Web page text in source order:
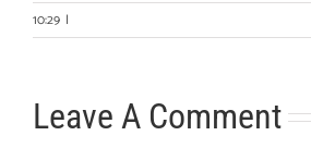
10:29 |
Leave A Comment